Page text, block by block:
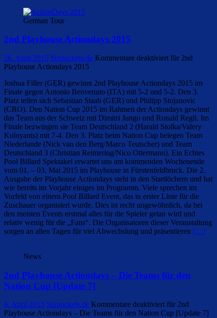
German Tour
2nd Playhouse Actiondays 2015
26. April 2015 Sixpockets.de Kommentare deaktiviert für 2nd
Playhouse Actiondays 2015
Joshua Filler (GER) gewinnt 2nd Playhouse Actiondays 2015 im
Finale gegen Antonio Benvenuto (ITA) mit 5-2 und 5-2. Den 3.
Platz teilen sich Sebastian Staab (GER) und Philipp Stojanovic
(CRO). Den Nation Cup 2015 im Rahmen der Actiondays gewinnt
das Team aus der Schweiz mit Dimitri Jungo und Ronald Regli. Im
Finale bezwingen sie Team Deutschland 2 (Harald Stolka/Valery
Kuloyants) mit 7-4. Den 3. Platz beim Nation Cup belegen Team
Niederlande (Nick van den Berg/Marco Teutscher) und Team
Deutschland 3 (Christian Reimering/Nico Ottermann). Ein Echtes
Pool Billard Spektakel erwartet uns am kommenden Wochenende
vom 01. – 03. Mai 2015 im Playhouse in Fürstenfeldbruck. Die 2.
Ausgabe der Playhouse Actiondays steht in den Startlöchern und hat
wie bereits im Vorjahr einiges im Programm. Viele sprechen im
Vorfeld von einem Pool Billard Event, das in erster Linie für die
Zuschauer organisiert wurde. Dies ist recht ungewöhnlich, da bei
den meisten Events erstmal alles für die Spieler getan wird und
relativ wenig für die „Fans“. Die Organisatoren dieser Veranstaltung
sorgen an allen Tagen für viel Abwechslung und präsentieren […]
News
2nd Playhouse Actiondays – Die Teams für den
Nation Cup [Update 7]
8. April 2015 Sixpockets.de Kommentare deaktiviert für 2nd
Playhouse Actiondays – Die Teams für den Nation Cup [Update 7]